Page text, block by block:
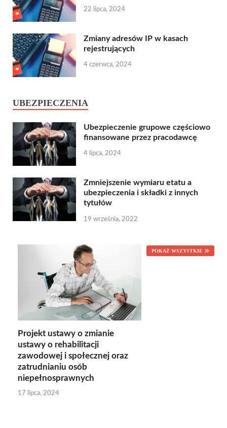
22 lipca, 2024
Zmiany adresów IP w kasach
rejestrujących
4 czerwca, 2024
UBEZPIECZENIA
Ubezpieczenie grupowe częściowo
finansowane przez pracodawcę
4 lipca, 2024
Zmniejszenie wymiaru etatu a
ubezpieczenia i składki z innych
tytułów
19 września, 2022
POKAŻ WSZYSTKIE
Projekt ustawy o zmianie
ustawy o rehabilitacji
zawodowej i społecznej oraz
zatrudnianiu osób
niepełnosprawnych
17 lipca, 2024